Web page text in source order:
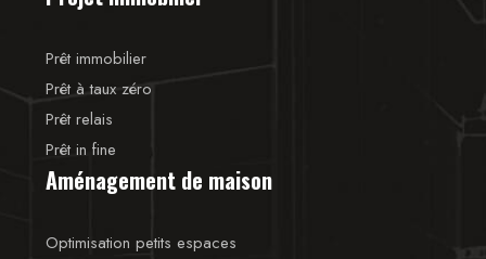
Prêt immobilier
Prêt à taux zéro
Prêt relais
Prêt in fine
Aménagement de maison
Optimisation petits espaces